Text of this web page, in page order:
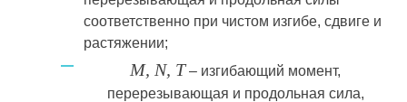
соответственно при чистом изгибе, сдвиге и
растяжении;
M, N, T– изгибающий момент,
перерезывающая и продольная сила,